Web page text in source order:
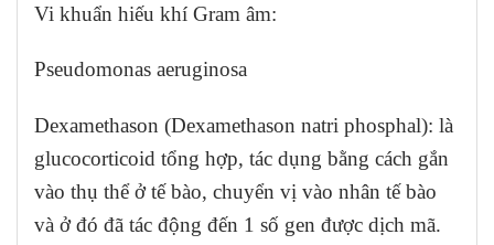
Vi khuẩn hiếu khí Gram âm:
Pseudomonas aeruginosa
Dexamethason (Dexamethason natri phosphal): là
glucocorticoid tổng hợp, tác dụng bằng cách gắn
vào thụ thể ở tế bào, chuyển vị vào nhân tế bào
và ở đó đã tác động đến 1 số gen được dịch mã.